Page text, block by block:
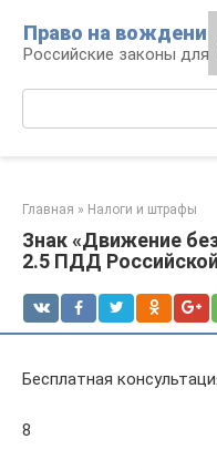
контенту
Право на вождение
Российские законы для
Главная » Налоги и штрафы
Знак «Движение
2.5 ПДД
Бесплатная
8